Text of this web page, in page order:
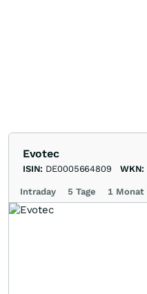
Evotec
ISIN: DE0005664809 WKN:
Intraday 5 Tage 1 Monat